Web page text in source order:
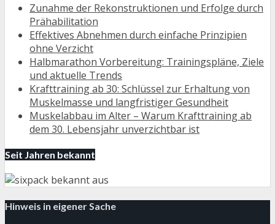
Zunahme der Rekonstruktionen und Erfolge durch
Prähabilitation
Effektives Abnehmen durch einfache Prinzipien
ohne Verzicht
Halbmarathon Vorbereitung: Trainingspläne, Ziele
und aktuelle Trends
Krafttraining ab 30: Schlüssel zur Erhaltung von
Muskelmasse und langfristiger Gesundheit
Muskelabbau im Alter – Warum Krafttraining ab
dem 30. Lebensjahr unverzichtbar ist
Seit Jahren bekannt
Hinweis in eigener Sache